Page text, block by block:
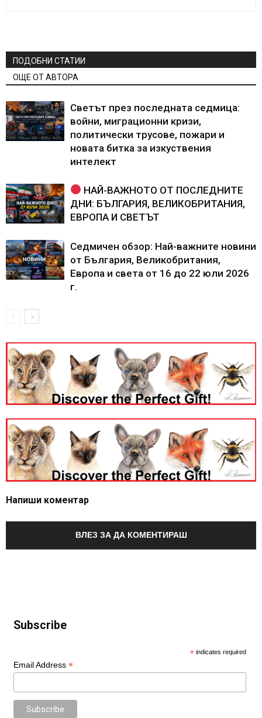
ПОДОБНИ СТАТИИ
ОЩЕ ОТ АВТОРА
Светът през последната седмица:
войни, миграционни кризи,
политически трусове, пожари и
новата битка за изкуствения
интелект
НАЙ-ВАЖНОТО ОТ ПОСЛЕДНИТЕ
ДНИ: БЪЛГАРИЯ, ВЕЛИКОБРИТАНИЯ,
ЕВРОПА И СВЕТЪТ
Седмичен обзор: Най-важните новини
от България, Великобритания,
Европа и света от 16 до 22 юли 2026
г.
Напиши коментар
ВЛЕЗ ЗА ДА КОМЕНТИРАШ
Subscribe
* indicates required
Email Address *